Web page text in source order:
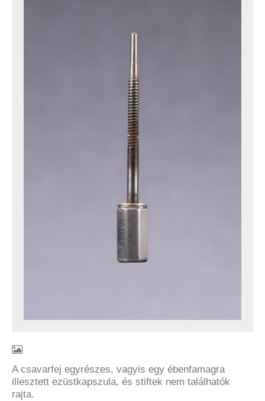
A csavarfej egyrészes, vagyis egy ébenfamagra
illesztett ezüstkapszula, és stiftek nem találhatók
rajta.